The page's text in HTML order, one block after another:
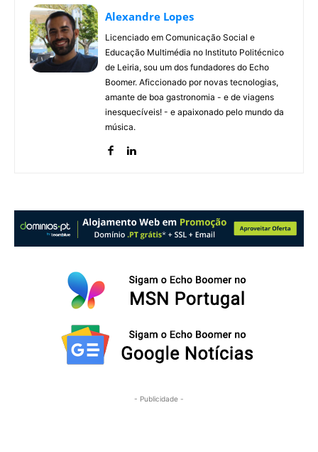
Alexandre Lopes
Licenciado em Comunicação Social e
Educação Multimédia no Instituto Politécnico
de Leiria, sou um dos fundadores do Echo
Boomer. Aficcionado por novas tecnologias,
amante de boa gastronomia - e de viagens
inesquecíveis! - e apaixonado pelo mundo da
música.
- Publicidade -